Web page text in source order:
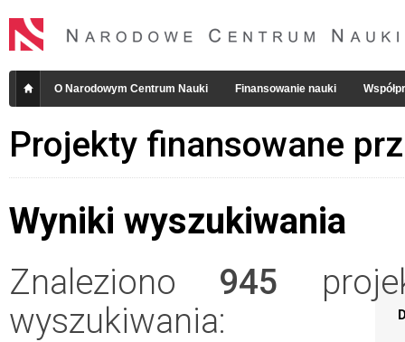
O Narodowym Centrum Nauki Finansowanie nauki
Projekty finansowane
Wyniki wyszukiwania
Znaleziono 945
wyszukiwania: